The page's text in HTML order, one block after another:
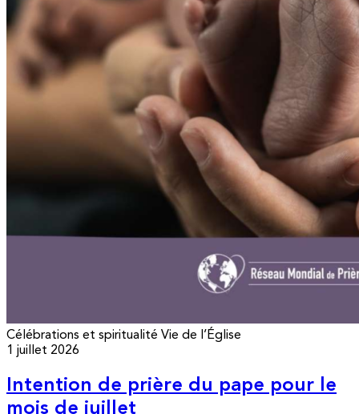
Célébrations et spiritualité Vie de l’Église
1 juillet 2026
Intention de prière du pape pour le
mois de juillet